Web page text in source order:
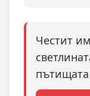
Честит
пътищата